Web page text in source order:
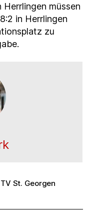
müssen
in Herrlingen
zu
TV St. Georgen